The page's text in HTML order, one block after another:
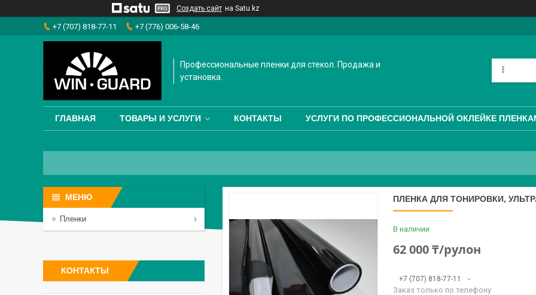
Создать сайт на Satu.kz
+7 (707) 818-77-11 +7 (776) 006-58-46
Профессиональные пленки для стекол. Продажа и
установка.
ГЛАВНАЯ ТОВАРЫ И УСЛУГИ КОНТАКТЫ УСЛУГИ ПО ПРОФЕССИОНАЛЬНОЙ ОКЛЕЙКЕ
ПЛЕНКА ДЛЯ ТОНИРОВКИ,
В наличии
62 000 ₸/рулон
+7 (707) 818-77-11
Заказ только по телефону
Пленки
КОНТАКТЫ